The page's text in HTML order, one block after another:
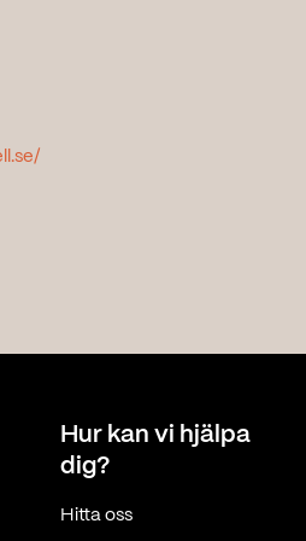
Hur kan vi hjälpa
dig?
Hitta oss